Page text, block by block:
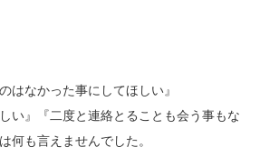
はなかった事にしてほしい』
い』『二度と連絡とることも会う事もな
何も言えませんでした。